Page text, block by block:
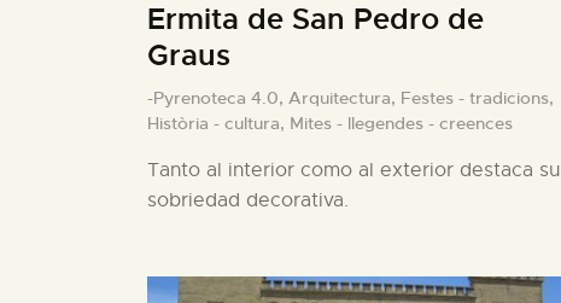
Ermita de San Pedro de
Graus
-Pyrenoteca 4.0, Arquitectura, Festes - tradicions,
Història - cultura, Mites - llegendes - creences
Tanto al interior como al exterior destaca su
sobriedad decorativa.